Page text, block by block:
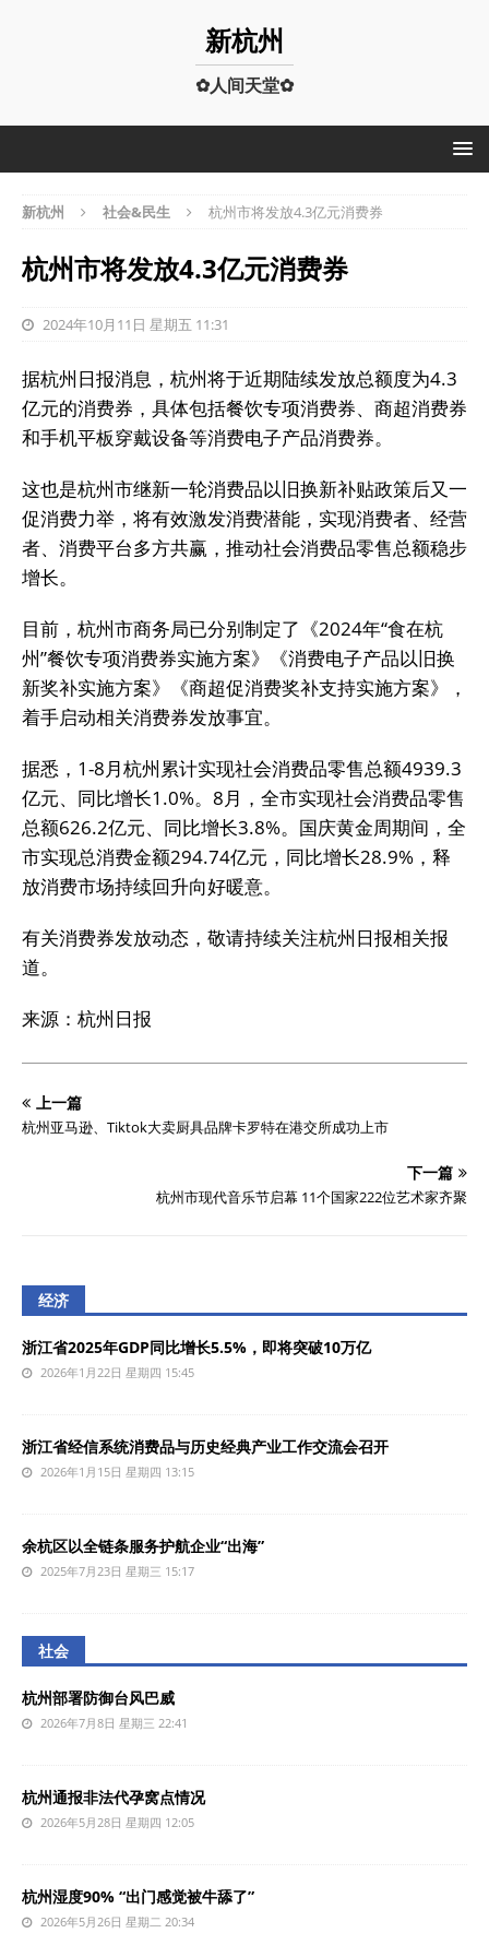
新杭州
✿人间天堂✿
新杭州 社会&民生 杭州市将发放4.3亿元消费券
杭州市将发放4.3亿元消费券
2024年10月11日 星期五 11:31
据杭州日报消息，杭州将于近期陆续发放总额度为4.3
亿元的消费券，具体包括餐饮专项消费券、商超消费券
和手机平板穿戴设备等消费电子产品消费券。
这也是杭州市继新一轮消费品以旧换新补贴政策后又一
促消费力举，将有效激发消费潜能，实现消费者、经营
者、消费平台多方共赢，推动社会消费品零售总额稳步
增长。
目前，杭州市商务局已分别制定了《2024年“食在杭
州”餐饮专项消费券实施方案》《消费电子产品以旧换
新奖补实施方案》《商超促消费奖补支持实施方案》，
着手启动相关消费券发放事宜。
据悉，1-8月杭州累计实现社会消费品零售总额4939.3
亿元、同比增长1.0%。8月，全市实现社会消费品零售
总额626.2亿元、同比增长3.8%。国庆黄金周期间，全
市实现总消费金额294.74亿元，同比增长28.9%，释
放消费市场持续回升向好暖意。
有关消费券发放动态，敬请持续关注杭州日报相关报
道。
来源：杭州日报
上一篇
杭州亚马逊、Tiktok大卖厨具品牌卡罗特在港交所成功上市
下一篇
杭州市现代音乐节启幕 11个国家222位艺术家齐聚
经济
浙江省2025年GDP同比增长5.5%，即将突破10万亿
2026年1月22日 星期四 15:45
浙江省经信系统消费品与历史经典产业工作交流会召开
2026年1月15日 星期四 13:15
余杭区以全链条服务护航企业“出海”
2025年7月23日 星期三 15:17
社会
杭州部署防御台风巴威
2026年7月8日 星期三 22:41
杭州通报非法代孕窝点情况
2026年5月28日 星期四 12:05
杭州湿度90% “出门感觉被牛舔了”
2026年5月26日 星期二 20:34